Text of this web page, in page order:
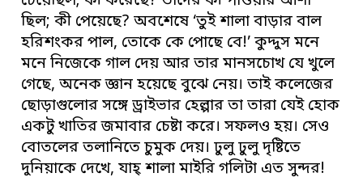
ছিল; কী পেয়েছে? অবশেষে ‘তুই শালা বাড়ার বাল
হরিশংকর পাল, তোকে কে পোছে বে!’ কুদ্দুস মনে
মনে নিজেকে গাল দেয় আর তার মানসচোখ যে খুলে
গেছে, অনেক জ্ঞান হয়েছে বুঝে নেয়। তাই কলেজের
ছোড়াগুলোর সঙ্গে ড্রাইভার হেল্পার তা তারা যেই হোক
একটু খাতির জমাবার চেষ্টা করে। সফলও হয়। সেও
বোতলের তলানিতে চুমুক দেয়। ঢুলু ঢুলু দৃষ্টিতে
দুনিয়াকে দেখে, যাহ্ শালা মাইরি গলিটা এত সুন্দর!